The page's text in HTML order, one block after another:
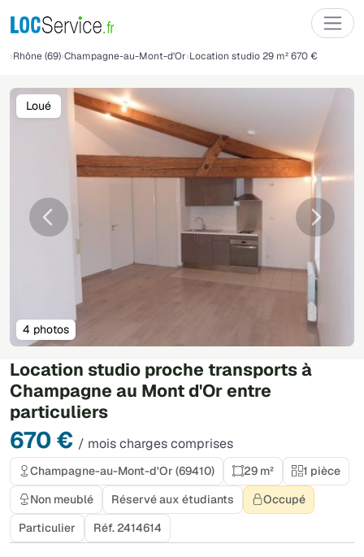
Rhône (69) Champagne-au-Mont-d'Or Location studio 29 m² 670 €
Location studio proche transports à
Champagne au Mont d'Or entre
particuliers
670 € / mois charges comprises
Précédente
4 photos
Loué
Champagne-au-Mont-d'Or (69410) 29 m²
1 pièce
Non meublé
Réservé aux étudiants
Occupé
Particulier
Réf. 2414614